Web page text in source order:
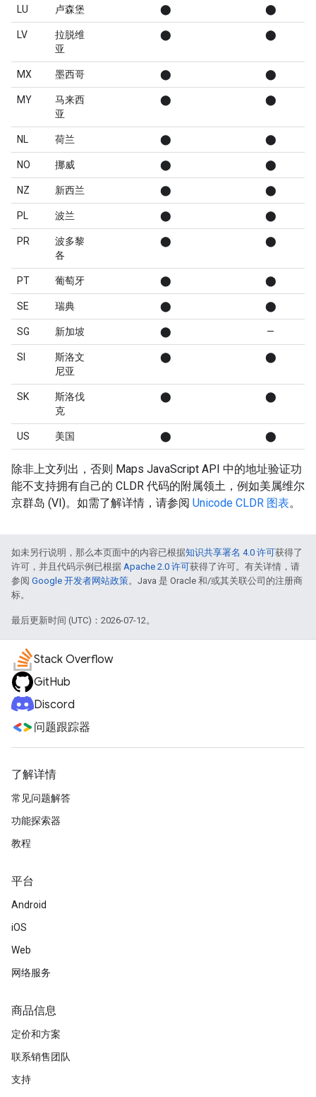
LU 卢森堡 ⬤ ⬤
LV
拉脱维
亚
⬤ ⬤
MX 墨西哥 ⬤ ⬤
MY
马来西
亚
⬤ ⬤
NL 荷兰 ⬤ ⬤
NO 挪威 ⬤ ⬤
NZ 新西兰 ⬤ ⬤
PL 波兰 ⬤ ⬤
PR
波多黎
各
⬤ ⬤
PT 葡萄牙 ⬤ ⬤
SE 瑞典 ⬤ ⬤
SG 新加坡 ⬤ —
SI
斯洛文
尼亚
⬤ ⬤
SK
斯洛伐
克
⬤ ⬤
US 美国 ⬤ ⬤
除非上文列出，否则 Maps JavaScript API 中的地址验证功
能不支持拥有自己的 CLDR 代码的附属领土，例如美属维尔
京群岛 (VI)。如需了解详情，请参阅 Unicode CLDR 图表。
如未另行说明，那么本页面中的内容已根据知识共享署名 4.0 许可获得了
许可，并且代码示例已根据 Apache 2.0 许可获得了许可。有关详情，请
参阅 Google 开发者网站政策。Java 是 Oracle 和/或其关联公司的注册商
标。
最后更新时间 (UTC)：2026-07-12。
Stack Overflow
GitHub
Discord
问题跟踪器
了解详情
常见问题解答
功能探索器
教程
平台
Android
iOS
Web
网络服务
商品信息
定价和方案
联系销售团队
支持